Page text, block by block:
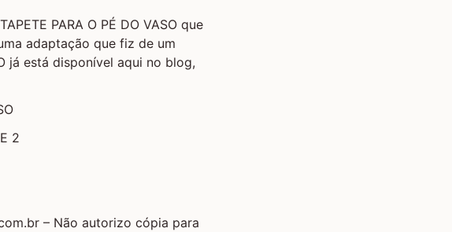
PARA O PÉ DO VASO que
adaptação que fiz de um
já está disponível aqui no blog,
2
– Não autorizo cópia para